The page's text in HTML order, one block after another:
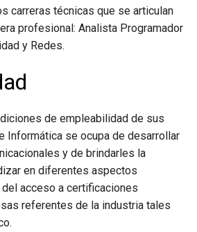
carreras técnicas que se articulan
profesional: Analista Programador
y Redes.
de empleabilidad de sus
Informática se ocupa de desarrollar
y de brindarles la
en diferentes aspectos
acceso a certificaciones
referentes de la industria tales